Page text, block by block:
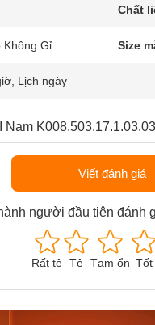
Chất
Không Gỉ Size
Lịch ngày
Viết đánh giá
người đầu tiên đánh
Rất tệ Tệ Tạm ổn Tốt